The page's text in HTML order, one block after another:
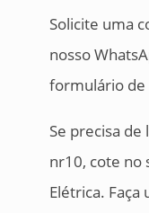
Solicite uma
nosso
formulário de
Se precisa
nr10, cote no
Elétrica.